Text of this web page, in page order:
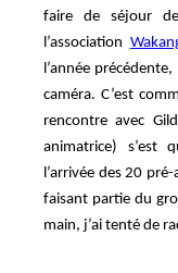
faire de séjour
l’association
l’année
caméra. C’est
rencontre avec
animatrice) s’est
l’arrivée des 20
faisant partie du
main, j’ai tenté de